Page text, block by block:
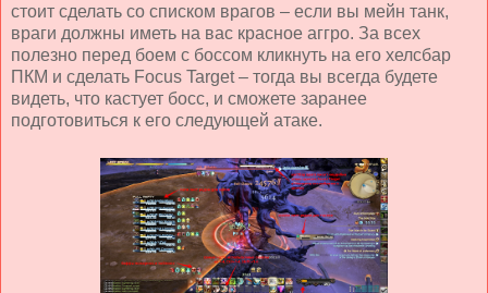
стоит сделать со списком врагов – если вы мейн танк,
враги должны иметь на вас красное аггро. За всех
полезно перед боем с боссом кликнуть на его хелсбар
ПКМ и сделать Focus Target – тогда вы всегда будете
видеть, что кастует босс, и сможете заранее
подготовиться к его следующей атаке.